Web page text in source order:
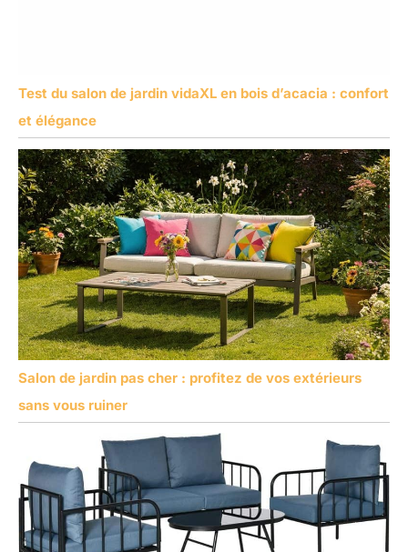
Test du salon de jardin vidaXL en bois d’acacia : confort
et élégance
Salon de jardin pas cher : profitez de vos extérieurs
sans vous ruiner